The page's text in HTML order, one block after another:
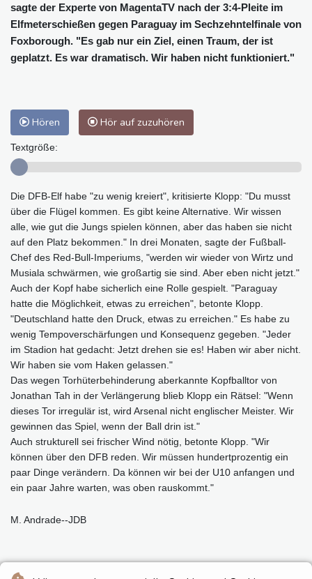
sagte der Experte von MagentaTV nach der 3:4-Pleite im
Elfmeterschießen gegen Paraguay im Sechzehntelfinale von
Foxborough. "Es gab nur ein Ziel, einen Traum, der ist
geplatzt. Es war dramatisch. Wir haben nicht funktioniert."
Hören Hör auf zuzuhören
Textgröße:
Die DFB-Elf habe "zu wenig kreiert", kritisierte Klopp: "Du musst
über die Flügel kommen. Es gibt keine Alternative. Wir wissen
alle, wie gut die Jungs spielen können, aber das haben sie nicht
auf den Platz bekommen." In drei Monaten, sagte der Fußball-
Chef des Red-Bull-Imperiums, "werden wir wieder von Wirtz und
Musiala schwärmen, wie großartig sie sind. Aber eben nicht jetzt."
Auch der Kopf habe sicherlich eine Rolle gespielt. "Paraguay
hatte die Möglichkeit, etwas zu erreichen", betonte Klopp.
"Deutschland hatte den Druck, etwas zu erreichen." Es habe zu
wenig Tempoverschärfungen und Konsequenz gegeben. "Jeder
im Stadion hat gedacht: Jetzt drehen sie es! Haben wir aber nicht.
Wir haben sie vom Haken gelassen."
Das wegen Torhüterbehinderung aberkannte Kopfballtor von
Jonathan Tah in der Verlängerung blieb Klopp ein Rätsel: "Wenn
dieses Tor irregulär ist, wird Arsenal nicht englischer Meister. Wir
gewinnen das Spiel, wenn der Ball drin ist."
Auch strukturell sei frischer Wind nötig, betonte Klopp. "Wir
können über den DFB reden. Wir müssen hundertprozentig ein
paar Dinge verändern. Da können wir bei der U10 anfangen und
ein paar Jahre warten, was oben rauskommt."
M. Andrade--JDB